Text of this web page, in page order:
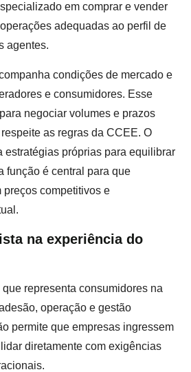
em comprar e vender
adequadas ao perfil de
agentes.
condições de mercado e
e consumidores. Esse
negociar volumes e prazos
as regras da CCEE. O
estratégias próprias para equilibrar
função é central para que
competitivos e
na experiência do
representa consumidores na
operação e gestão
permite que empresas ingressem
diretamente com exigências